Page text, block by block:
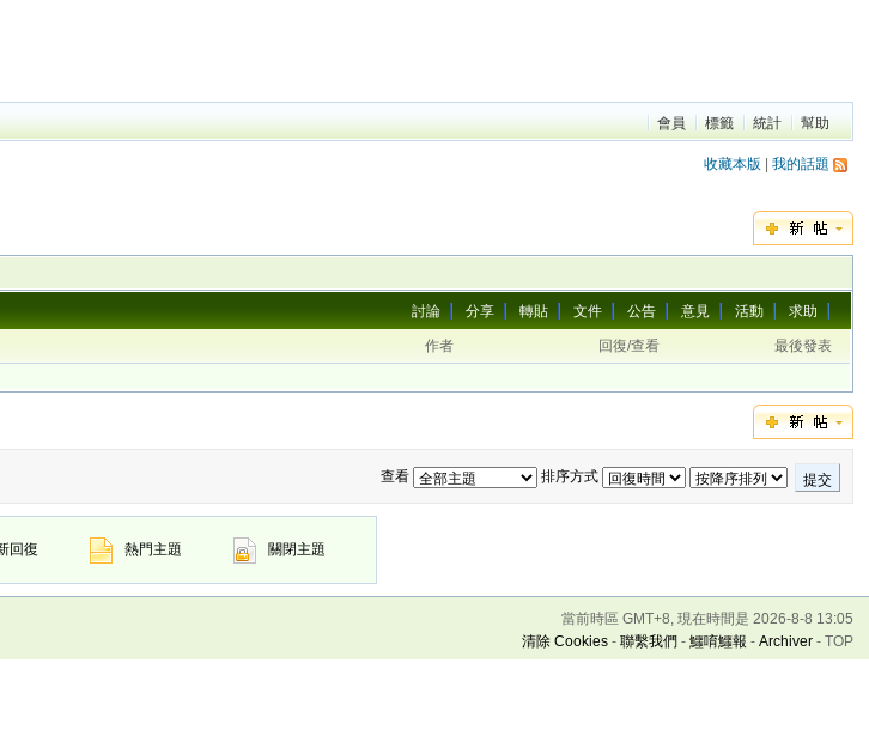
會員 標籤 統計 幫助
收藏本版 我的話題
討論 分享 轉貼 文件 公告 意見 活動 求助
作者 回復/查看
最後發表
查看 排序方式 提交
回復 熱門主題 關閉主題
當前時區 GMT+8, 現在時間是 2026-8-8 13:05
清除 Cookies- 聯繫我們 - 鱷唷鱷報 - Archiver- TOP